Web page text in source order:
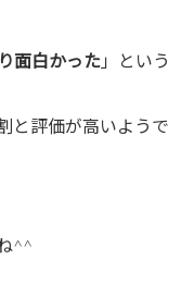
面白かった 」という
と評価が高いようで
^^